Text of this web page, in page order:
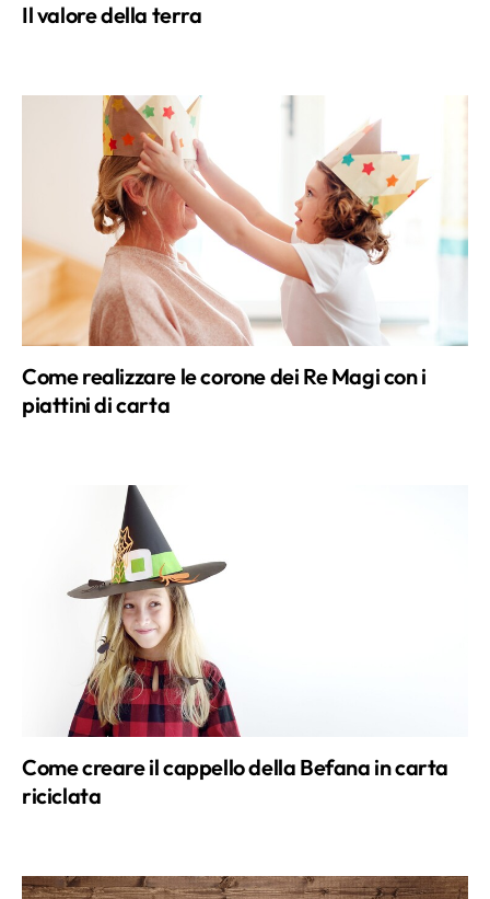
Il valore della terra
Come realizzare le corone dei Re Magi con i
piattini di carta
Come creare il cappello della Befana in carta
riciclata